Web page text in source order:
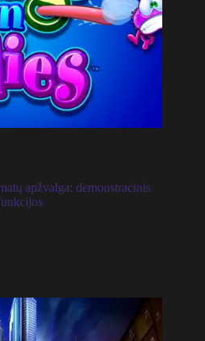
apžvalga: demonstracinis